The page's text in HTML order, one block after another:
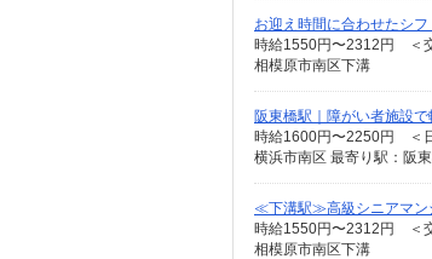
お迎え時間に合わせたシ
時給1550円〜2312円 ＜
相模原市南区下溝
阪東橋駅｜障がい者施設
時給1600円〜2250円 ＜
横浜市南区 最寄り駅：阪
≪下溝駅≫高級シニアマン
時給1550円〜2312円 ＜
相模原市南区下溝